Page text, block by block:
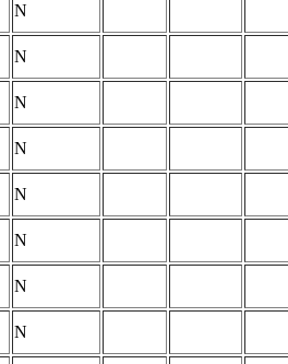
N
N
N
N
N
N
N
N